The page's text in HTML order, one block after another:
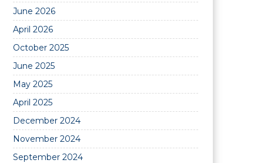
June 2026
April 2026
October 2025
June 2025
May 2025
April 2025
December 2024
November 2024
September 2024